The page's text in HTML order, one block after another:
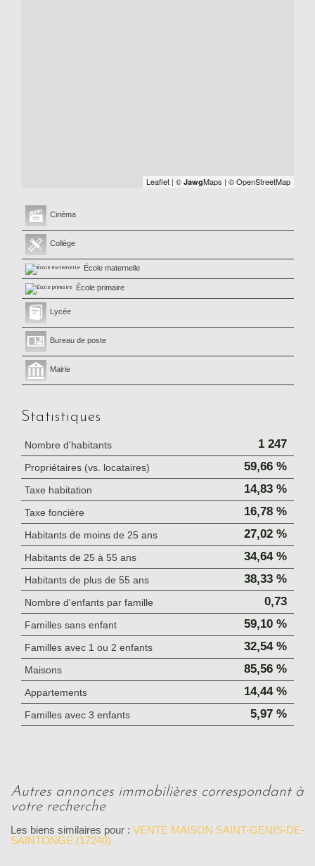
Leaflet | © JawgMaps | © OpenStreetMap
Cinéma
Collège
École maternelle
École primaire
Lycée
Bureau de poste
Mairie
Statistiques
Nombre d'habitants 1 247
Propriétaires (vs. locataires) 59,66 %
Taxe habitation 14,83 %
Taxe foncière 16,78 %
Habitants de moins de 25 ans 27,02 %
Habitants de 25 à 55 ans 34,64 %
Habitants de plus de 55 ans 38,33 %
Nombre d'enfants par famille 0,73
Familles sans enfant 59,10 %
Familles avec 1 ou 2 enfants 32,54 %
Maisons 85,56 %
Appartements 14,44 %
Familles avec 3 enfants 5,97 %
autres annonces immobilières correspondant à
votre recherche
Les biens similaires pour : VENTE MAISON SAINT-GENIS-DE-
SAINTONGE (17240)